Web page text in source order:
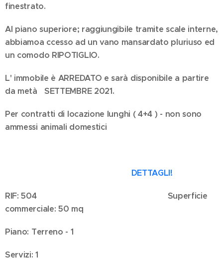
finestrato.
Al piano superiore; raggiungibile tramite scale interne,
abbiamoa ccesso ad un vano mansardato pluriuso ed
un comodo RIPOTIGLIO.
L' immobile è ARREDATO e sarà disponibile a partire
da metà SETTEMBRE 2021.
Per contratti di locazione lunghi ( 4+4 ) - non sono
ammessi animali domestici
DETTAGLI!
RIF: 504 Superficie
commerciale: 50 mq
Piano: Terreno - 1
Servizi: 1